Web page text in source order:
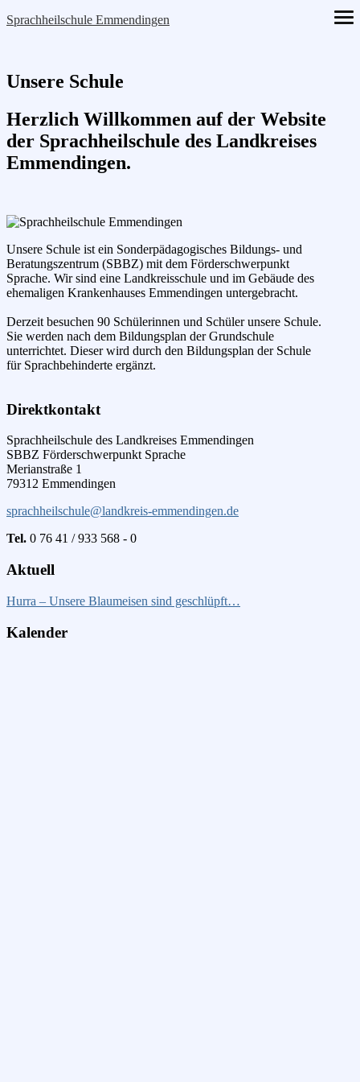
Skip
Sprachheilschule Emmendingen
Unsere Schule
Herzlich Willkommen auf der Website
der Sprachheilschule des Landkreises
Emmendingen.
Unsere Schule ist ein Sonderpädagogisches Bildungs- und
Beratungszentrum (SBBZ) mit dem Förderschwerpunkt
Sprache. Wir sind eine Landkreisschule und im Gebäude des
ehemaligen Krankenhauses Emmendingen untergebracht.
Derzeit besuchen 90 Schülerinnen und Schüler unsere Schule.
Sie werden nach dem Bildungsplan der Grundschule
unterrichtet. Dieser wird durch den Bildungsplan der Schule
für Sprachbehinderte ergänzt.
Direktkontakt
Sprachheilschule des Landkreises Emmendingen
SBBZ Förderschwerpunkt Sprache
Merianstraße 1
79312 Emmendingen
sprachheilschule@landkreis-emmendingen.de
Tel. 0 76 41 / 933 568 - 0
Aktuell
Hurra – Unsere Blaumeisen sind geschlüpft…
Kalender